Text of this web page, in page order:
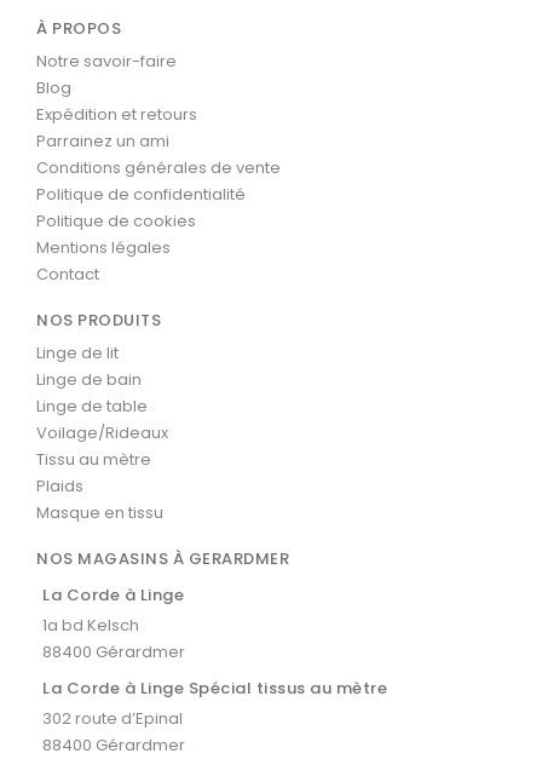
À PROPOS
Notre savoir-faire
Blog
Expédition et retours
Parrainez un ami
Conditions générales de vente
Politique de confidentialité
Politique de cookies
Mentions légales
Contact
NOS PRODUITS
Linge de lit
Linge de bain
Linge de table
Voilage/Rideaux
Tissu au mètre
Plaids
Masque en tissu
NOS MAGASINS À GERARDMER
La Corde à Linge
1a bd Kelsch
88400 Gérardmer
La Corde à Linge Spécial tissus au mètre
302 route d’Epinal
88400 Gérardmer